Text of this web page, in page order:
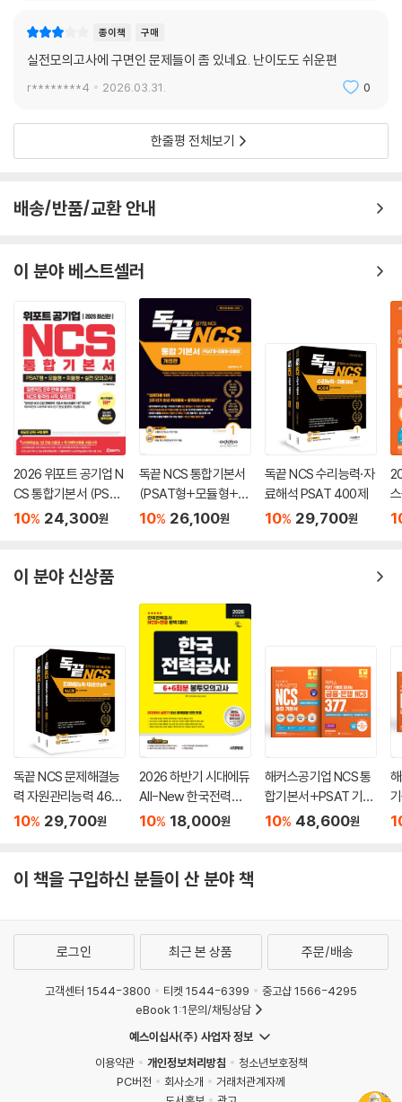
종이책 구매
실전모의고사에 구면인 문제들이 좀 있네요. 난이도도 쉬운편
r********4 2026.03.31. 0
한줄평 전체보기
배송/반품/교환 안내
이 분야 베스트셀러
2026 위포트 공기업 N
CS 통합기본서 (PSAT
형+모듈형+피듈형
10% 24,300원
독끝 NCS 통합기본서
(PSAT형+모듈형+피
듈형) 공기업 대비
10% 26,100원
독끝 NCS 수리능력·자
료해석 PSAT 400제
10% 29,700원
이 분야 신상품
독끝 NCS 문제해결능
력 자원관리능력 460
제
10% 29,700원
2026 하반기 시대에듀
All-New 한국전력공
사 NCS&전공 봉투모
10% 18,000원
해커스공기업 NCS 통
합기본서+PSAT 기출
로 끝내는 금융·은행 N
10% 48,600원
이 책을 구입하신 분들이 산 분야 책
로그인 최근 본 상품 주문/배송
고객센터 1544-3800 티켓 1544-6399
중고샵 1566-4295
eBook 1:1문의/채팅상담
예스이십사(주) 사업자 정보
이용약관
개인정보처리방침
청소년보호정책
PC버전
회사소개
거래처관계자께